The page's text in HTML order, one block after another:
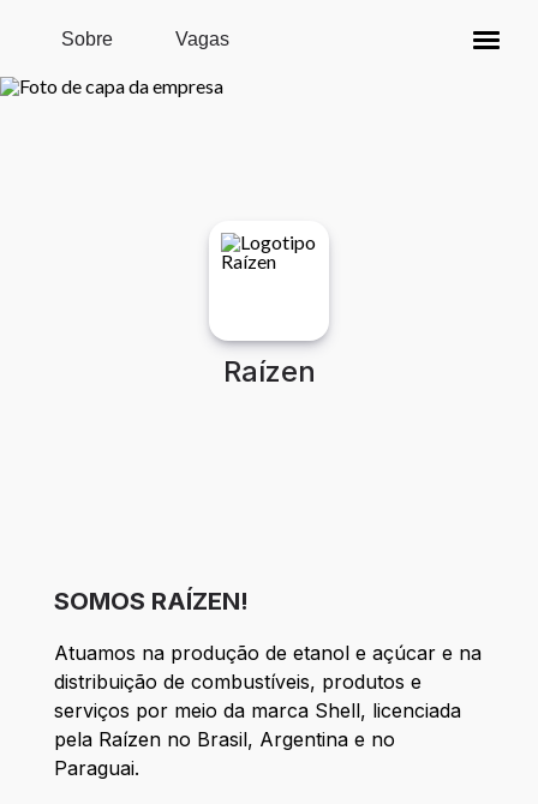
Pular para o conteúdo principal
Sobre Vagas
Raízen
SOMOS RAÍZEN!
Atuamos na produção de etanol e açúcar e na
distribuição de combustíveis, produtos e
serviços por meio da marca Shell, licenciada
pela Raízen no Brasil, Argentina e no
Paraguai.